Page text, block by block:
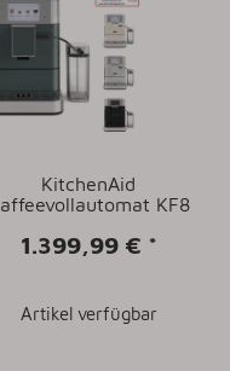
KitchenAid
KF8
1.399,99 € *
Artikel verfügbar